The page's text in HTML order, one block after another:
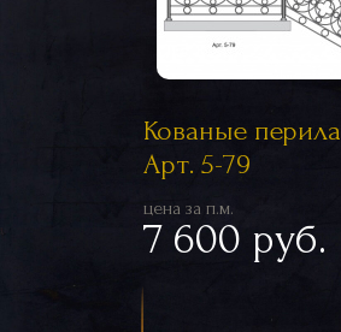
Кованые перила
Арт. 5-79
цена за п.м.
7 600 руб.